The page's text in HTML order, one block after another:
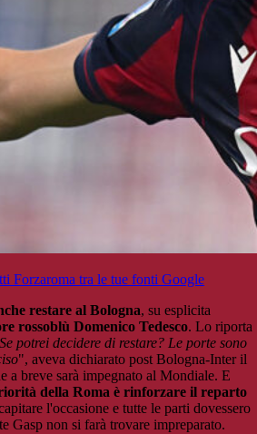
Forzaroma tra le tue fonti Google
restare al Bologna, su esplicita
rossoblù Domenico Tedesco. Lo riporta
Se potrei decidere di restare? Le porte sono
", aveva dichiarato post Bologna-Inter il
a breve sarà impegnato al Mondiale. E
della Roma è rinforzare il reparto
l'occasione e tutte le parti dovessero
Gasp non si farà trovare impreparato.